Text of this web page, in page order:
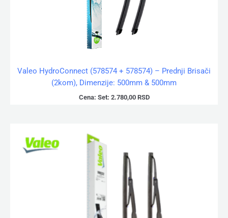
Valeo HydroConnect (578574 + 578574) – Prednji Brisači
(2kom), Dimenzije: 500mm & 500mm
Cena: Set: 2.780,00 RSD